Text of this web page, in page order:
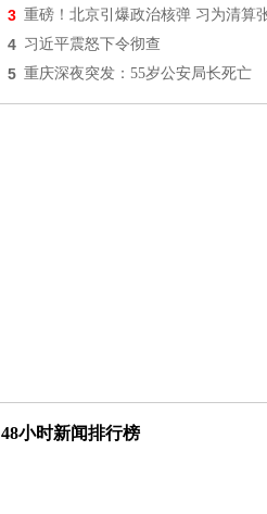
3 重磅！北京引爆政治核弹 习为清算
4 习近平震怒下令彻查
5 重庆深夜突发：55岁公安局长死亡
48小时新闻排行榜